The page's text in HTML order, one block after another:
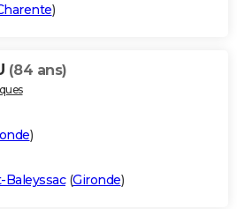
)
(84 ans)
)
Baleyssac(Gironde)